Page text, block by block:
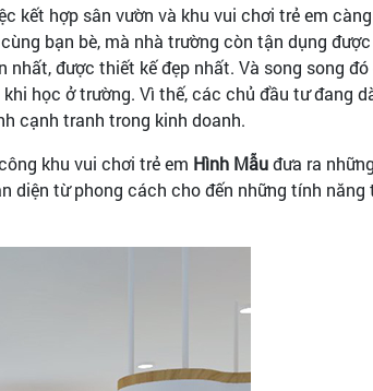
kết hợp sân vườn và khu vui chơi trẻ em
bạn bè, mà nhà trường còn tận dụng
được thiết kế đẹp nhất. Và song song
học ở trường. Vì thế, các chủ đầu tư đang
cạnh tranh trong kinh doanh.
khu vui chơi trẻ em Hình Mẫuđưa ra
diện từ phong cách cho đến những tính năng